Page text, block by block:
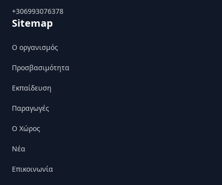
+306993076378
Sitemap
Ο οργανισμός
Προσβασιμότητα
Εκπαίδευση
Παραγωγές
Ο Χώρος
Nέα
Επικοινωνία